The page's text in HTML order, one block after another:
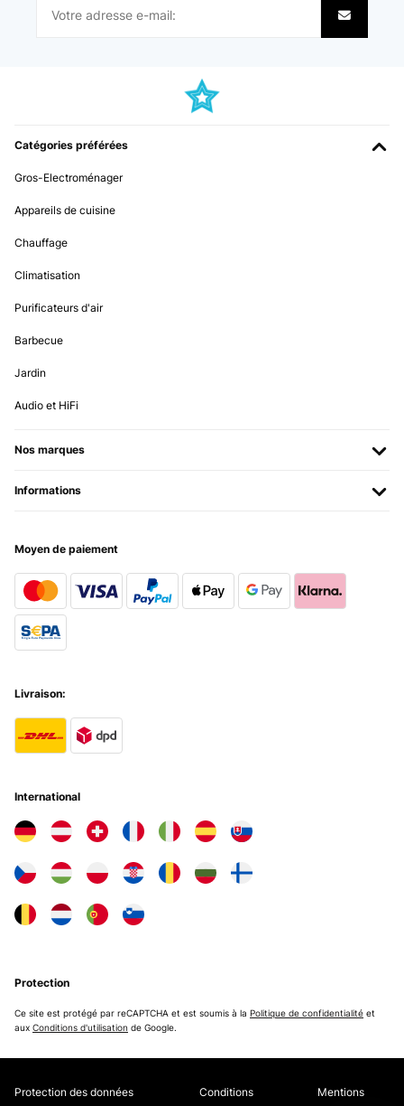
Catégories préférées
Gros-Electroménager
Appareils de cuisine
Chauffage
Climatisation
Purificateurs d'air
Barbecue
Jardin
Audio et HiFi
Nos marques
Informations
Moyen de paiement
Livraison:
International
Protection
Ce site est protégé par reCAPTCHA et est soumis à la Politique de confidentialité et
aux Conditions d'utilisation de Google.
Protection des données Conditions Mentions